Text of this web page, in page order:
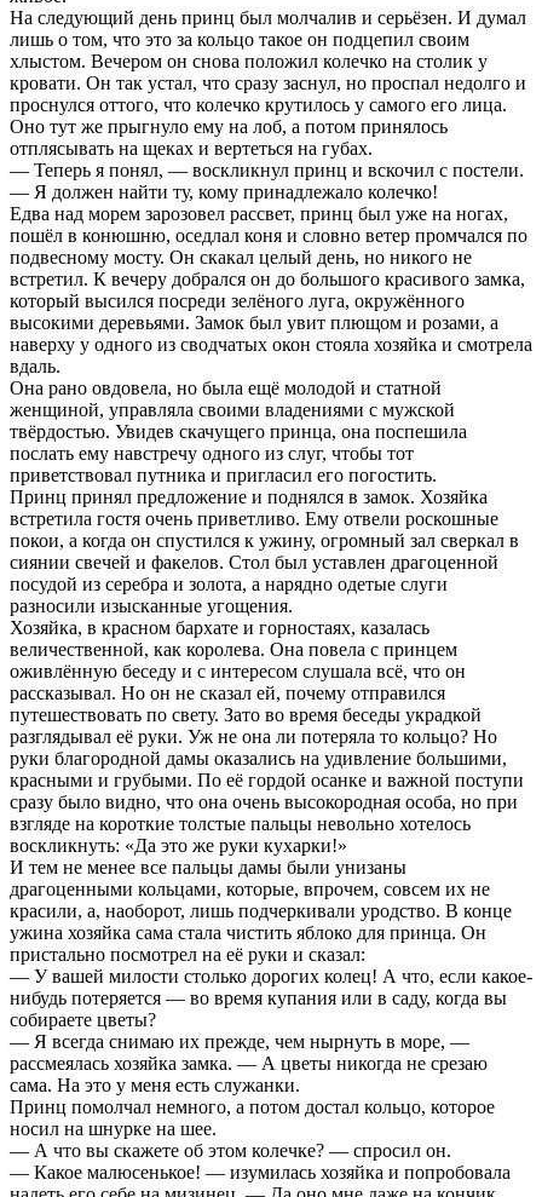
На следующий день принц был молчалив и серьёзен. И думал
лишь о том, что это за кольцо такое он подцепил своим
хлыстом. Вечером он снова положил колечко на столик у
кровати. Он так устал, что сразу заснул, но проспал недолго и
проснулся оттого, что колечко крутилось у самого его лица.
Оно тут же прыгнуло ему на лоб, а потом принялось
отплясывать на щеках и вертеться на губах.
— Теперь я понял, — воскликнул принц и вскочил с постели.
— Я должен найти ту, кому принадлежало колечко!
Едва над морем зарозовел рассвет, принц был уже на ногах,
пошёл в конюшню, оседлал коня и словно ветер промчался по
подвесному мосту. Он скакал целый день, но никого не
встретил. К вечеру добрался он до большого красивого замка,
который высился посреди зелёного луга, окружённого
высокими деревьями. Замок был увит плющом и розами, а
наверху у одного из сводчатых окон стояла хозяйка и смотрела
вдаль.
Она рано овдовела, но была ещё молодой и статной
женщиной, управляла своими владениями с мужской
твёрдостью. Увидев скачущего принца, она поспешила
послать ему навстречу одного из слуг, чтобы тот
приветствовал путника и пригласил его погостить.
Принц принял предложение и поднялся в замок. Хозяйка
встретила гостя очень приветливо. Ему отвели роскошные
покои, а когда он спустился к ужину, огромный зал сверкал в
сиянии свечей и факелов. Стол был уставлен драгоценной
посудой из серебра и золота, а нарядно одетые слуги
разносили изысканные угощения.
Хозяйка, в красном бархате и горностаях, казалась
величественной, как королева. Она повела с принцем
оживлённую беседу и с интересом слушала всё, что он
рассказывал. Но он не сказал ей, почему отправился
путешествовать по свету. Зато во время беседы украдкой
разглядывал её руки. Уж не она ли потеряла то кольцо? Но
руки благородной дамы оказались на удивление большими,
красными и грубыми. По её гордой осанке и важной поступи
сразу было видно, что она очень высокородная особа, но при
взгляде на короткие толстые пальцы невольно хотелось
воскликнуть: «Да это же руки кухарки!»
И тем не менее все пальцы дамы были унизаны
драгоценными кольцами, которые, впрочем, совсем их не
красили, а, наоборот, лишь подчеркивали уродство. В конце
ужина хозяйка сама стала чистить яблоко для принца. Он
пристально посмотрел на её руки и сказал:
— У вашей милости столько дорогих колец! А что, если какое-
нибудь потеряется — во время купания или в саду, когда вы
собираете цветы?
— Я всегда снимаю их прежде, чем нырнуть в море, —
рассмеялась хозяйка замка. — А цветы никогда не срезаю
сама. На это у меня есть служанки.
Принц помолчал немного, а потом достал кольцо, которое
носил на шнурке на шее.
— А что вы скажете об этом колечке? — спросил он.
— Какое малюсенькое! — изумилась хозяйка и попробовала